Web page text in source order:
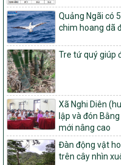
nghèo bền vững và phát
tộc thiểu số và miền núi giai
1451/QĐ-UBND
Phê duyệt danh sách
trong xây dựng nông thôn
tỉnh Nghệ An
103/PTNT-NTM
Về việc đăng ký thực hiện
Dự án 2 – Chương trình
giai đoạn 2021-2025 được
827/QĐ-BNNMT
Quyết định Ban hành Kế
Quảng Ngãi có
chim hoang dã
Tre tứ quý giúp
Xã Nghi Diên
lập và đón
mới nâng cao
Đàn động vật
trên cây nhìn